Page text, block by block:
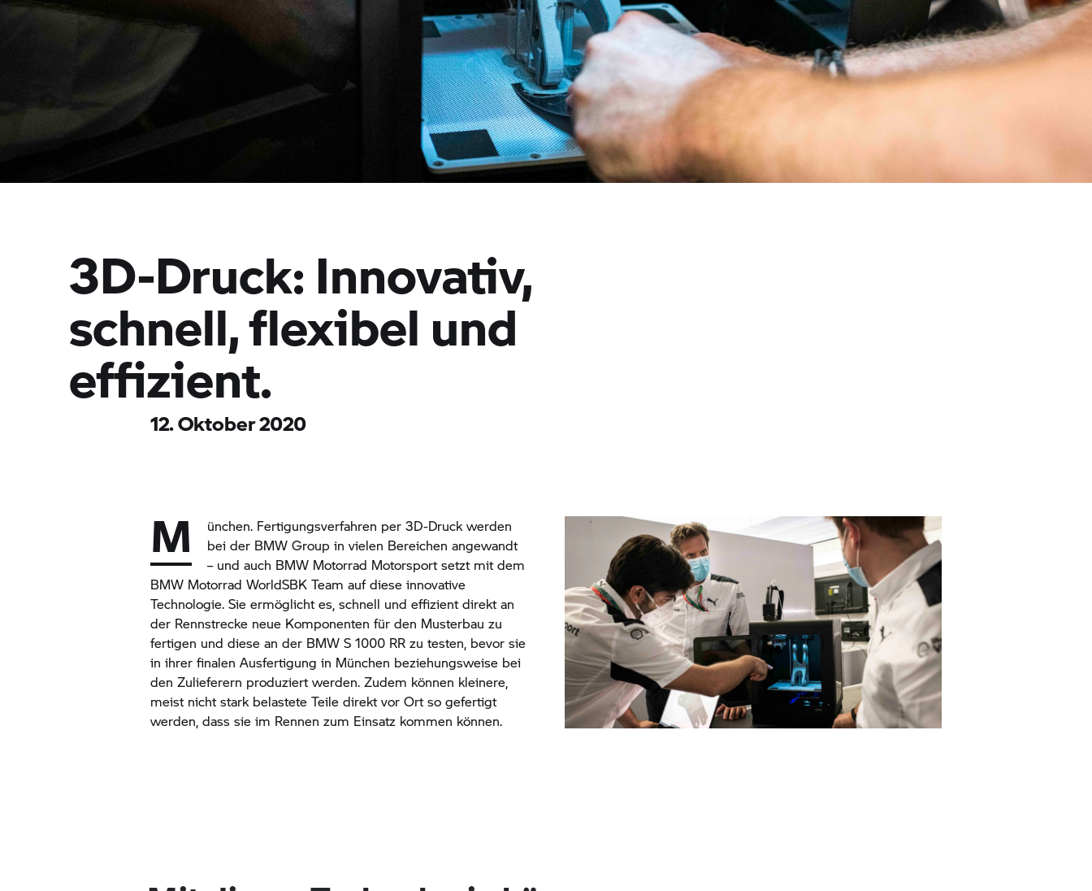
3D-Druck: Innovativ,
schnell, flexibel und
effizient.
12. Oktober 2020
M
ünchen. Fertigungsverfahren per 3D-Druck werden
bei der BMW Group in vielen Bereichen angewandt
– und auch BMW Motorrad Motorsport setzt mit dem
BMW Motorrad WorldSBK Team auf diese innovative
Technologie. Sie ermöglicht es, schnell und effizient direkt an
der Rennstrecke neue Komponenten für den Musterbau zu
fertigen und diese an der BMW S 1000 RR zu testen, bevor sie
in ihrer finalen Ausfertigung in München beziehungsweise bei
den Zulieferern produziert werden. Zudem können kleinere,
meist nicht stark belastete Teile direkt vor Ort so gefertigt
werden, dass sie im Rennen zum Einsatz kommen können.